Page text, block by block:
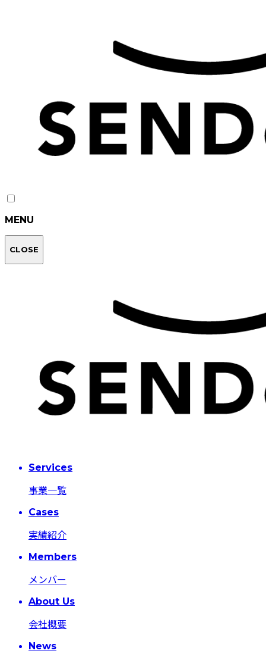
MENU
CLOSE
Services
事業一覧
Cases
実績紹介
Members
メンバー
About Us
会社概要
News